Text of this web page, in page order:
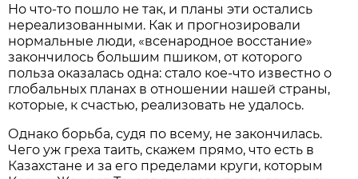
Но что-то пошло не так, и планы эти остались
нереализованными. Как и прогнозировали
нормальные люди, «всенародное восстание»
закончилось большим пшиком, от которого
польза оказалась одна: стало кое-что известно о
глобальных планах в отношении нашей страны,
которые, к счастью, реализовать не удалось.
Однако борьба, судя по всему, не закончилась.
Чего уж греха таить, скажем прямо, что есть в
Казахстане и за его пределами круги, которым